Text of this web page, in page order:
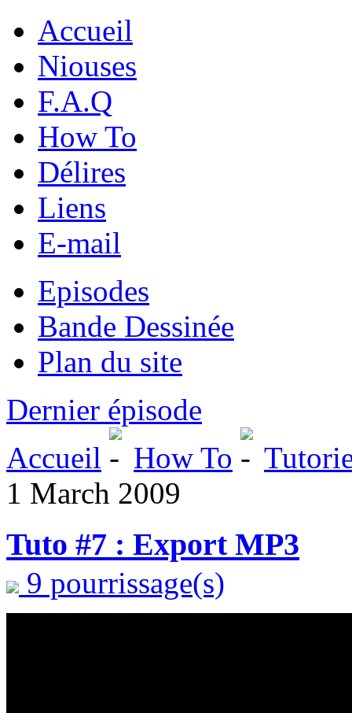
Accueil
Niouses
F.A.Q
How To
Délires
Liens
E-mail
Episodes
Bande Dessinée
Plan du site
Dernier épisode
Accueil
How To
1 March 2009
Tuto #7 : Export MP3
9 pourrissage(s)